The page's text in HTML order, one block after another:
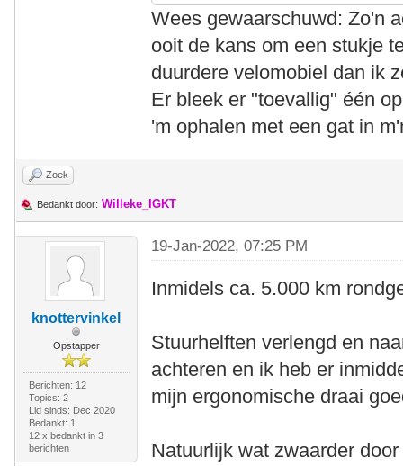
Wees gewaarschuwd: Zo'n
ooit de kans om een stukje
duurdere velomobiel dan ik
Er bleek er "toevallig" één
'm ophalen met een gat in
Zoek
Bedankt door: Willeke_IGKT
knottervinkel
Opstapper
Berichten: 12
Topics: 2
Lid sinds: Dec 2020
Bedankt: 1
12 x bedankt in 3
berichten
19-Jan-2022, 07:25 PM
Inmidels ca. 5.000 km
Stuurhelften verlengd en
achteren en ik heb er
mijn ergonomische draai
Natuurlijk wat zwaarder